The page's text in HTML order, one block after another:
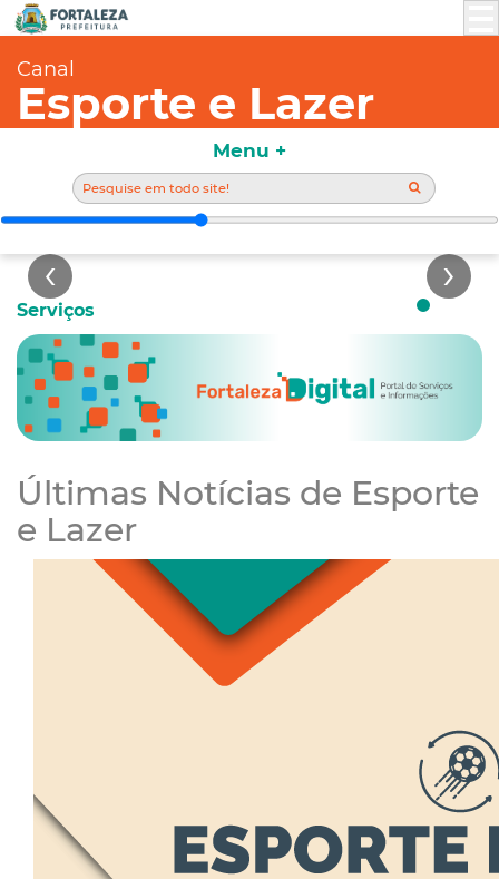
Canal
Esporte e Lazer
BANNER FORTALEZA DIGITAL
Saiba Mais
Serviços
Últimas Notícias de Esporte
e Lazer